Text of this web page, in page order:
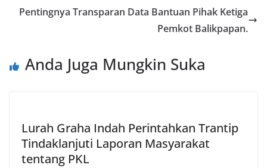
Pentingnya Transparan Data Bantuan Pihak Ketiga
Pemkot Balikpapan.
Anda Juga Mungkin Suka
Lurah Graha Indah Perintahkan Trantip
Tindaklanjuti Laporan Masyarakat
tentang PKL